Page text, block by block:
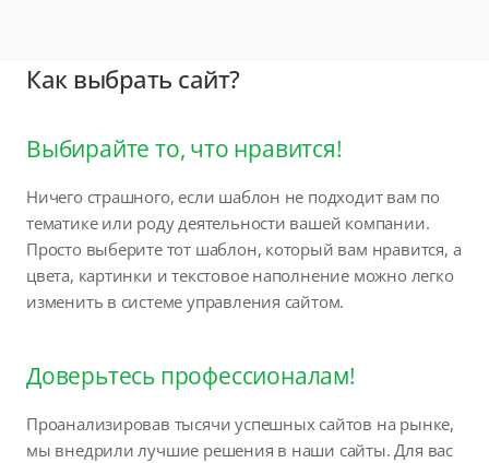
Как выбрать сайт?
Выбирайте то, что нравится!
Ничего страшного, если шаблон не подходит вам по
тематике или роду деятельности вашей компании.
Просто выберите тот шаблон, который вам нравится, а
цвета, картинки и текстовое наполнение можно легко
изменить в системе управления сайтом.
Доверьтесь профессионалам!
Проанализировав тысячи успешных сайтов на рынке,
мы внедрили лучшие решения в наши сайты. Для вас